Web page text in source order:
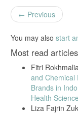
O. M. Morakinyo, M.
Gaseous Pollutants
doi: 10.3390/
Direktur Jendral PP
Analisis Risiko
R. Y. Irianto, A.
Human Exposed of
Indian J. Public
[Online]. Available:
Previous
You may also start
Most read
Fitri
and Chemical
Brands in
Health
Liza Fajrin